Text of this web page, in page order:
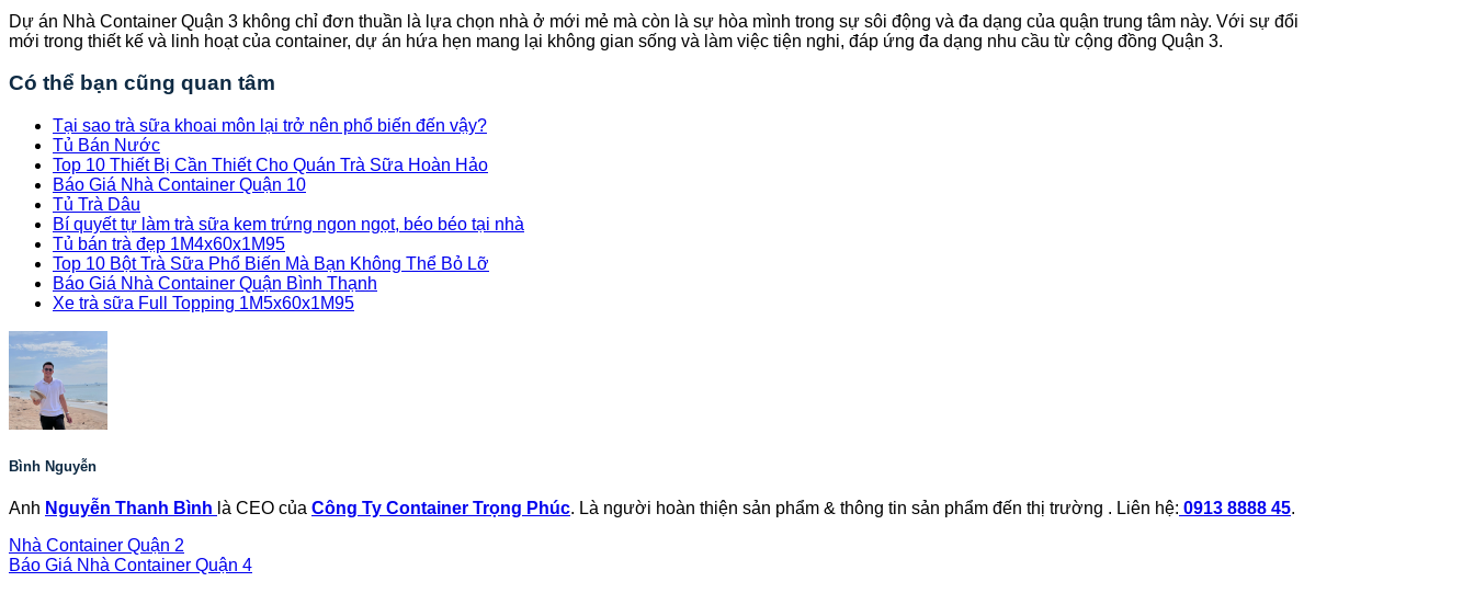
Dự án Nhà Container Quận 3 không chỉ đơn thuần là lựa chọn nhà ở mới mẻ mà còn là sự hòa mình trong sự sôi động và đa dạng của quận trung tâm này. Với sự đổi
mới trong thiết kế và linh hoạt của container, dự án hứa hẹn mang lại không gian sống và làm việc tiện nghi, đáp ứng đa dạng nhu cầu từ cộng đồng Quận 3.
Có thể bạn cũng quan tâm
Tại sao trà sữa khoai môn lại trở nên phổ biến đến vậy?
Tủ Bán Nước
Top 10 Thiết Bị Cần Thiết Cho Quán Trà Sữa Hoàn Hảo
Báo Giá Nhà Container Quận 10
Tủ Trà Dâu
Bí quyết tự làm trà sữa kem trứng ngon ngọt, béo béo tại nhà
Tủ bán trà đẹp 1M4x60x1M95
Top 10 Bột Trà Sữa Phổ Biến Mà Bạn Không Thể Bỏ Lỡ
Báo Giá Nhà Container Quận Bình Thạnh
Xe trà sữa Full Topping 1M5x60x1M95
Bình Nguyễn
Anh Nguyễn Thanh Bình là CEO của Công Ty Container Trọng Phúc. Là người hoàn thiện sản phẩm & thông tin sản phẩm đến thị trường . Liên hệ: 0913 8888 45.
Nhà Container Quận 2
Báo Giá Nhà Container Quận 4